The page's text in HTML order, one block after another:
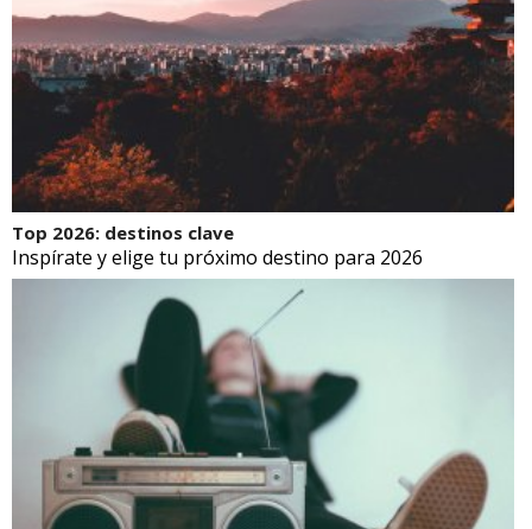
Top 2026: destinos clave
Inspírate y elige tu próximo destino para 2026